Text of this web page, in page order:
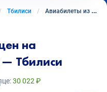
Тбилиси Авиабилеты из Ургенча в Тбилиси
на
Тбилиси
30 022 ₽